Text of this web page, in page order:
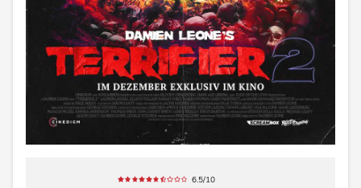
6.5/10